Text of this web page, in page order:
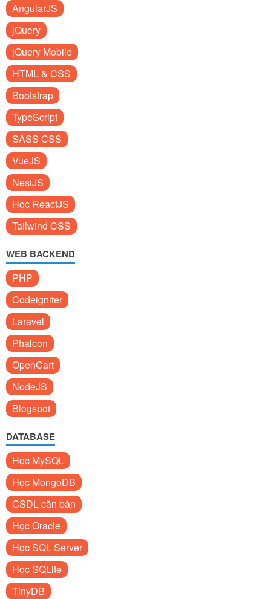
AngularJS
jQuery
jQuery Mobile
HTML & CSS
Bootstrap
TypeScript
SASS CSS
VueJS
NestJS
Học ReactJS
Tailwind CSS
WEB BACKEND
PHP
Codeigniter
Laravel
Phalcon
OpenCart
NodeJS
Blogspot
DATABASE
Học MySQL
Học MongoDB
CSDL căn bản
Học Oracle
Học SQL Server
Học SQLite
TinyDB